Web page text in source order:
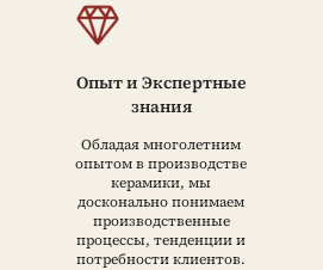
Опыт и Экспертные
знания
Обладая многолетним
опытом в производстве
керамики, мы
досконально понимаем
производственные
процессы, тенденции и
потребности клиентов.